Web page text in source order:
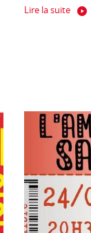
Lire la suite